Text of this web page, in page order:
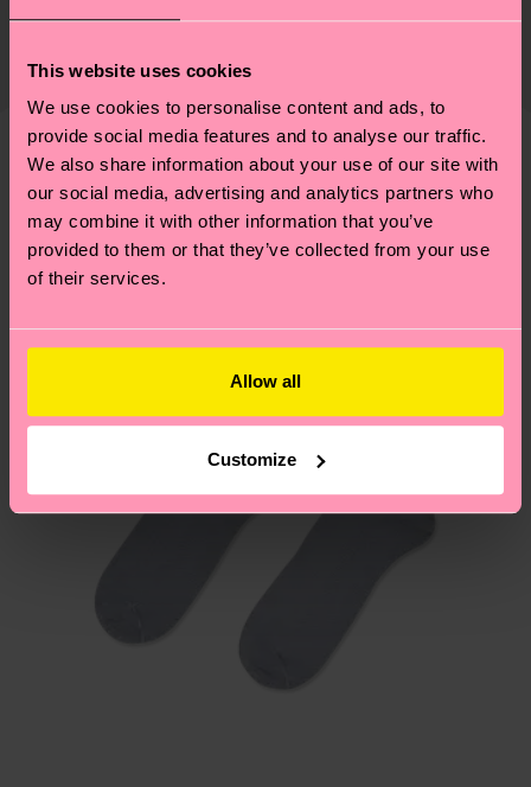
This website uses cookies
We use cookies to personalise content and ads, to
provide social media features and to analyse our traffic.
We also share information about your use of our site with
our social media, advertising and analytics partners who
may combine it with other information that you’ve
provided to them or that they’ve collected from your use
of their services.
Allow all
Customize
Zertifizierungen – es geht auch um eine ethische
richtige Pflege von Socken und VIELES MEHR!
Weitere Informationen sowie Tipps und Tricks
findest du auf unsererNachhaltigkeitsseite.
ab und unsere länderspezifische Versandübersicht
findest duhier . Die Lieferzeit beginnt sobald
deine Bestellung versandt wurde. Bitte bedenke,
dass es sich hierbei um einen Richtwert handelt
und die genaue Lieferzeit von der lokalen Post in
deinem Land abhängt.
Du hast Fragen zu einer Retoure? In unserem
am häufigsten gestellten Fragen.
Ähnliche muster
Neuheit